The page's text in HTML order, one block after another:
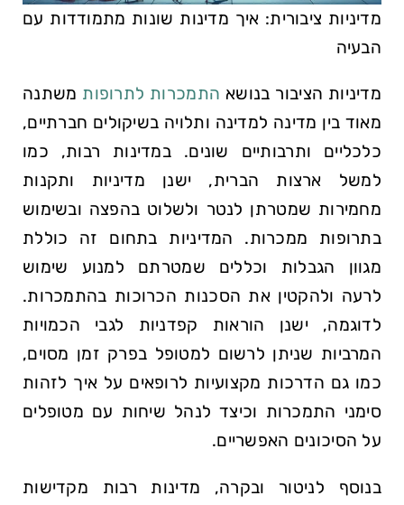
מדיניות ציבורית: איך מדינות שונות מתמודדות עם
הבעיה
מדיניות הציבור בנושא התמכרות לתרופות משתנה
מאוד בין מדינה למדינה ותלויה בשיקולים חברתיים,
כלכליים ותרבותיים שונים. במדינות רבות, כמו
למשל ארצות הברית, ישנן מדיניות ותקנות
מחמירות שמטרתן לנטר ולשלוט בהפצה ובשימוש
בתרופות ממכרות. המדיניות בתחום זה כוללת
מגוון הגבלות וכללים שמטרתם למנוע שימוש
לרעה ולהקטין את הסכנות הכרוכות בהתמכרות.
לדוגמה, ישנן הוראות קפדניות לגבי הכמויות
המרביות שניתן לרשום למטופל בפרק זמן מסוים,
כמו גם הדרכות מקצועיות לרופאים על איך לזהות
סימני התמכרות וכיצד לנהל שיחות עם מטופלים
על הסיכונים האפשריים.
בנוסף לניטור ובקרה, מדינות רבות מקדישות